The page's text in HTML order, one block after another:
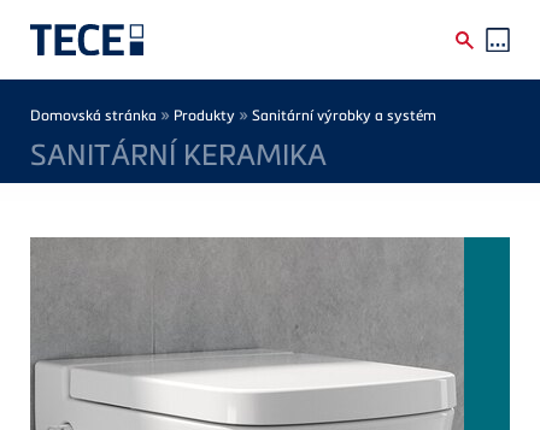
Breadcrumb
Domovská stránka » Produkty » Sanitární výrobky a systém
SANITÁRNÍ KERAMIKA